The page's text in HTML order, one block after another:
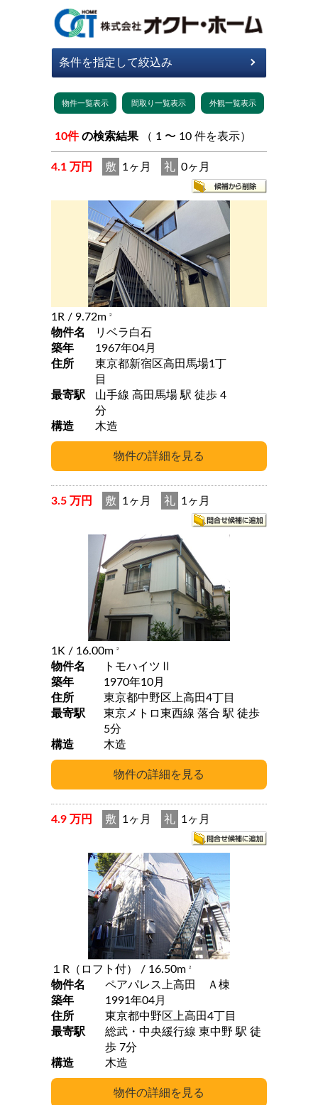
10件 の検索結果 （ 1 〜 10 件を表示）
4.1 万円 敷 1ヶ月 礼 0ヶ月
1R / 9.72m 2
物件名
リベラ白石
築年
1967年04月
住所
東京都新宿区高田馬場1丁
目
最寄駅
山手線 高田馬場 駅 徒歩 4
分
構造
木造
3.5 万円 敷 1ヶ月 礼 1ヶ月
1K / 16.00m 2
物件名
トモハイツⅡ
築年
1970年10月
住所
東京都中野区上高田4丁目
最寄駅
東京メトロ東西線 落合 駅 徒歩
5分
構造
木造
4.9 万円 敷 1ヶ月 礼 1ヶ月
１R（ロフト付） / 16.50m 2
物件名
ペアパレス上高田 Ａ棟
築年
1991年04月
住所
東京都中野区上高田4丁目
最寄駅
総武・中央緩行線 東中野 駅 徒
歩 7分
構造
木造